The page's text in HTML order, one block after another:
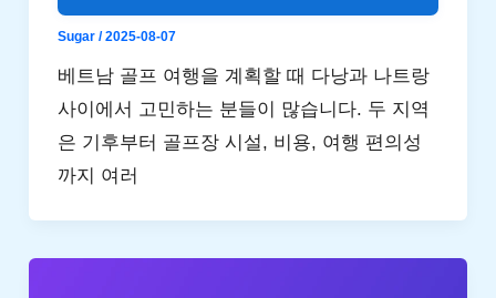
Sugar /2025-08-07
베트남 골프 여행을 계획할 때 다낭과 나트랑
사이에서 고민하는 분들이 많습니다. 두 지역
은 기후부터 골프장 시설, 비용, 여행 편의성
까지 여러